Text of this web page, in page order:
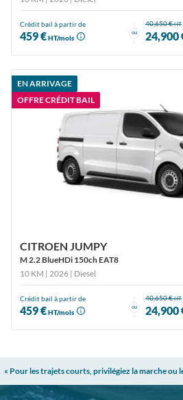
Crédit bail à partir de
459 €HT/mois
ou
40,650 €HT
24,900
EN ARRIVAGE
OFFRE CRÉDIT BAIL
CITROEN JUMPY
M 2.2 BlueHDi 150ch EAT8
10 KM | 2026 | Diesel
Crédit bail à partir de
459 €HT/mois
ou
40,650 €HT
24,900
« Pour les trajets courts, privilégiez la marche ou